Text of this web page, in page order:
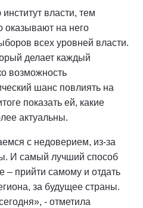
власти, тем
оказывают на него
всех уровней власти.
делает каждый
возможность
шанс повлиять на
показать ей, какие
актуальны.
с недоверием, из-за
И самый лучший способ
– прийти самому и отдать
за будущее страны.
- отметила